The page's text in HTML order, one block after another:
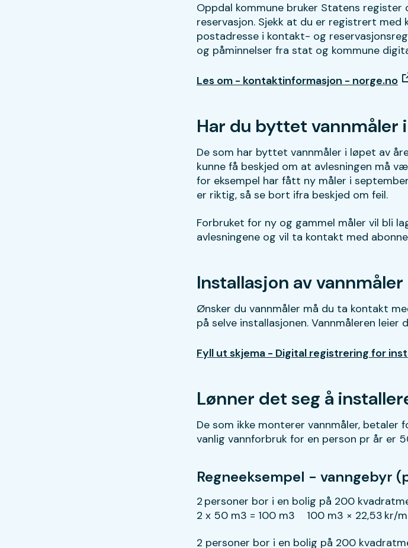
Oppdal kommune bruker Statens
reservasjon. Sjekk at du er registrert
postadresse i kontakt- og
og påminnelser fra stat og kommune
Les om - kontaktinformasjon - norge.no
Har du byttet vannmåler
De som har byttet vannmåler i løpet av
kunne få beskjed om at avlesningen må
for eksempel har fått ny måler i
er riktig, så se bort ifra beskjed om feil.
Forbruket for ny og gammel måler vil bli
avlesningene og vil ta kontakt med
Installasjon av vannmåler
Ønsker du vannmåler må du ta kontakt
på selve installasjonen. Vannmåleren leier
Fyll ut skjema - Digital registrering for
Lønner det seg å
De som ikke monterer vannmåler,
vanlig vannforbruk for en person pr år er
Regneeksempel - vanngebyr
2 personer bor i en bolig på 200
2 x 50 m3 = 100 m3 100 m3 × 22,53 kr/
2 personer bor i en bolig på 200